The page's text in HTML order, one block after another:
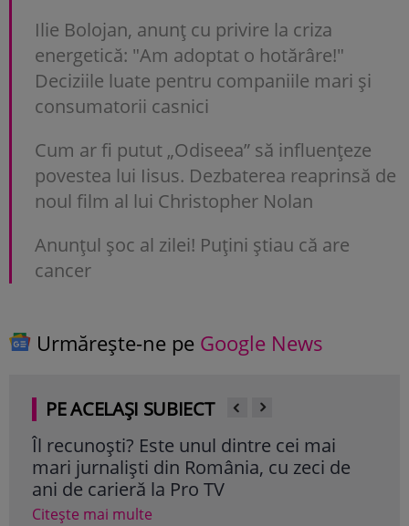
Ilie Bolojan, anunț cu privire la criza
energetică: "Am adoptat o hotărâre!"
Deciziile luate pentru companiile mari și
consumatorii casnici
Cum ar fi putut „Odiseea” să influențeze
povestea lui Iisus. Dezbaterea reaprinsă de
noul film al lui Christopher Nolan
Anunţul şoc al zilei! Puţini ştiau că are
cancer
Urmărește-ne pe Google News
PE ACELAȘI SUBIECT
Îl recunoști? Este unul dintre cei mai
mari jurnaliști din România, cu zeci de
ani de carieră la Pro TV
Citește mai multe